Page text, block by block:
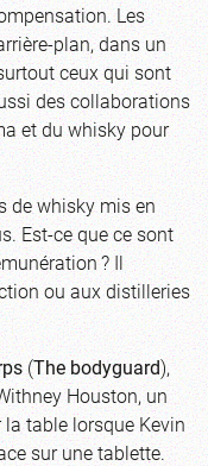
Les
plan, dans un
ceux qui sont
des collaborations
et du whisky pour
de whisky mis en
Est-ce que ce sont
? Il
ou aux distilleries
(The bodyguard),
Houston, un
table lorsque Kevin
sur une tablette.